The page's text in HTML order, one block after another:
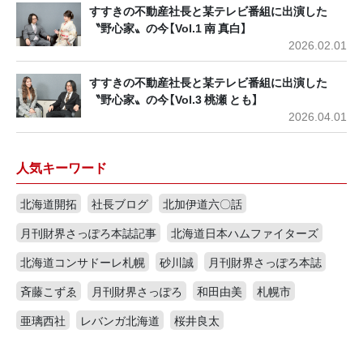
すすきの不動産社長と某テレビ番組に出演した
〝野心家〟の今【Vol.1 南 真白】
2026.02.01
すすきの不動産社長と某テレビ番組に出演した
〝野心家〟の今【Vol.3 桃瀬 とも】
2026.04.01
人気キーワード
北海道開拓 社長ブログ
北加伊道六〇話
月刊財界さっぽろ本誌記事
北海道日本ハムファイターズ
北海道コンサドーレ札幌
砂川誠
月刊財界さっぽろ本誌
斉藤こずゑ
月刊財界さっぽろ 和田由美
札幌市
亜璃西社
レバンガ北海道 桜井良太